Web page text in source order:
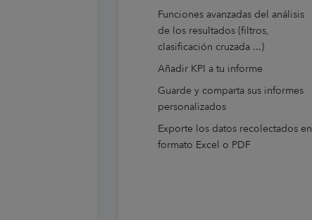
Funciones avanzadas del análisis
de los resultados (filtros,
clasificación cruzada ...)
Añadir KPI a tu informe
Guarde y comparta sus informes
personalizados
Exporte los datos recolectados en
formato Excel o PDF